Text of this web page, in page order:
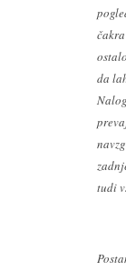
da
tudi